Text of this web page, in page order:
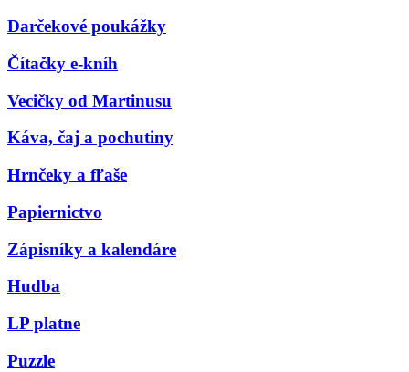
Darčekové poukážky
Čítačky e-kníh
Vecičky od Martinusu
Káva, čaj a pochutiny
Hrnčeky a fľaše
Papiernictvo
Zápisníky a kalendáre
Hudba
LP platne
Puzzle